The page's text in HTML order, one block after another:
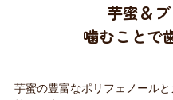
芋蜜＆
噛むことで
芋蜜の豊富なポリフェノール